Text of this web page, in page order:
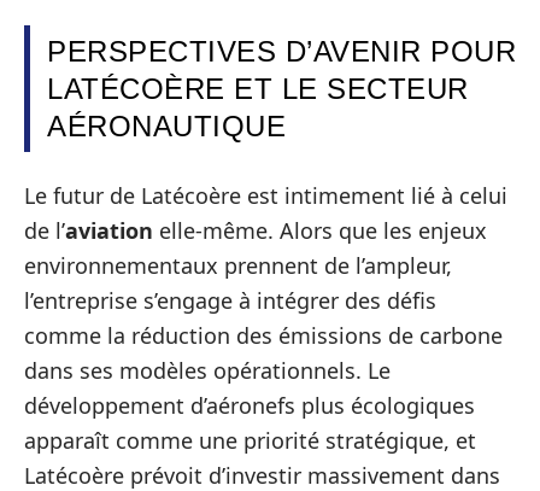
PERSPECTIVES D’AVENIR POUR
LATÉCOÈRE ET LE SECTEUR
AÉRONAUTIQUE
Le futur de Latécoère est intimement lié à celui
de l’aviation elle-même. Alors que les enjeux
environnementaux prennent de l’ampleur,
l’entreprise s’engage à intégrer des défis
comme la réduction des émissions de carbone
dans ses modèles opérationnels. Le
développement d’aéronefs plus écologiques
apparaît comme une priorité stratégique, et
Latécoère prévoit d’investir massivement dans